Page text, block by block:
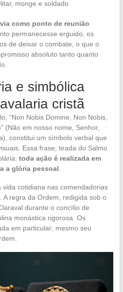
monge e soldado
como ponto de reunião
permanecesse erguido, os
de deixar o combate, o que o
absoluto tanto quanto
e simbólica
cristã
“Non Nobis Domine, Non Nobis,
(Não em nosso nome, Senhor,
constitui um símbolo verbal que
Essa frase, tirada do Salmo
toda ação é realizada em
a glória pessoal
cotidiana nas comendadorias
A regra da Ordem, redigida sob o
durante o concílio de
monástica rigorosa. Os
em particular; mesmo seu